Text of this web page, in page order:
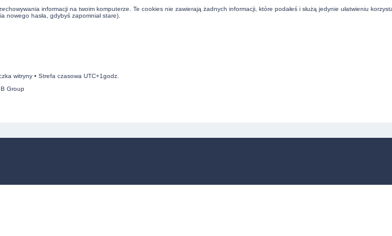
informacji na twoim komputerze. Te cookies nie zawierają żadnych informacji, które podałeś i służą jedynie ułatwieniu
nowego hasła, gdybyś zapomniał stare).
witryny• Strefa czasowa UTC+1godz.
Group